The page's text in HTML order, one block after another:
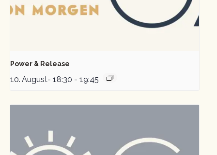
Power & Release
10. August- 18:30 - 19:45